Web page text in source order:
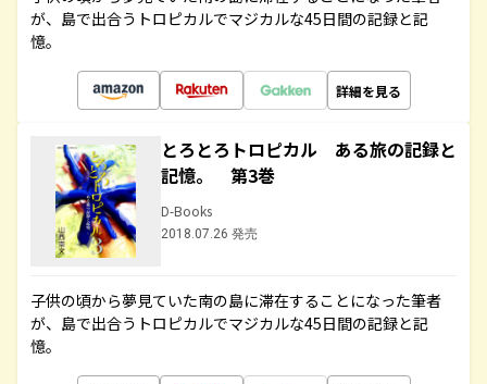
が、島で出合うトロピカルでマジカルな45日間の記録と記
憶。
詳細を見る
とろとろトロピカル ある旅の記録と
記憶。 第3巻
D-Books
2018.07.26 発売
子供の頃から夢見ていた南の島に滞在することになった筆者
が、島で出合うトロピカルでマジカルな45日間の記録と記
憶。